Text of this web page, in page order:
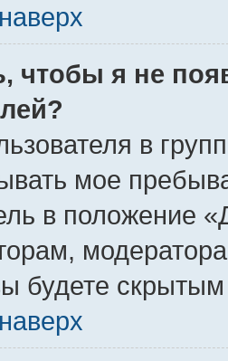
чтобы я не
в
мое
в положение
будете